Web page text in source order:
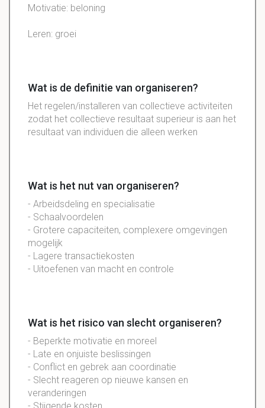
Motivatie: beloning
Leren: groei
Wat is de definitie van organiseren?
Het regelen/installeren van collectieve activiteiten
zodat het collectieve resultaat superieur is aan het
resultaat van individuen die alleen werken
Wat is het nut van organiseren?
- Arbeidsdeling en specialisatie
- Schaalvoordelen
- Grotere capaciteiten, complexere omgevingen
mogelijk
- Lagere transactiekosten
- Uitoefenen van macht en controle
Wat is het risico van slecht organiseren?
- Beperkte motivatie en moreel
- Late en onjuiste beslissingen
- Conflict en gebrek aan coordinatie
- Slecht reageren op nieuwe kansen en
veranderingen